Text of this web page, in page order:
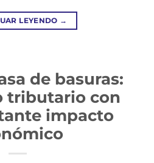
LEYENDO →
de basuras:
tributario con
impacto